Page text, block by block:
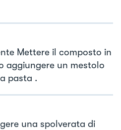
Mettere il composto in
aggiungere un mestolo
pasta .
una spolverata di